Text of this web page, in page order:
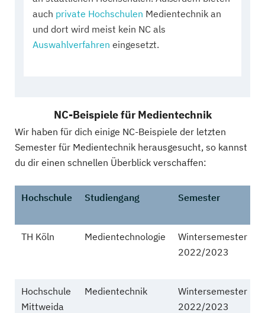
auch private Hochschulen Medientechnik an
und dort wird meist kein NC als
Auswahlverfahren eingesetzt.
NC-Beispiele für Medientechnik
Wir haben für dich einige NC-Beispiele der letzten
Semester für Medientechnik herausgesucht, so kannst
du dir einen schnellen Überblick verschaffen:
Hochschule Studiengang Semester
TH Köln Medientechnologie
Wintersemester
2022/2023
Hochschule
Mittweida
Medientechnik
Wintersemester
2022/2023